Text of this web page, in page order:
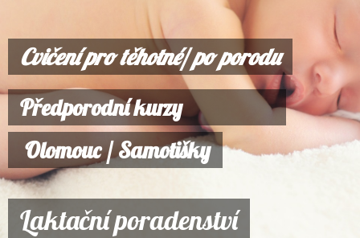
Cvičení pro těhotné/ po porodu
Předporodní kurzy
Olomouc / Samotišky
Laktační poradenství